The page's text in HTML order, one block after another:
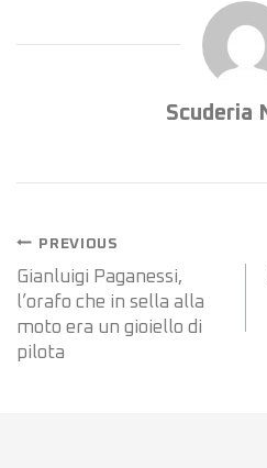
Scuderia
PREVIOUS
Gianluigi Paganessi,
l’orafo che in sella alla
moto era un gioiello di
pilota